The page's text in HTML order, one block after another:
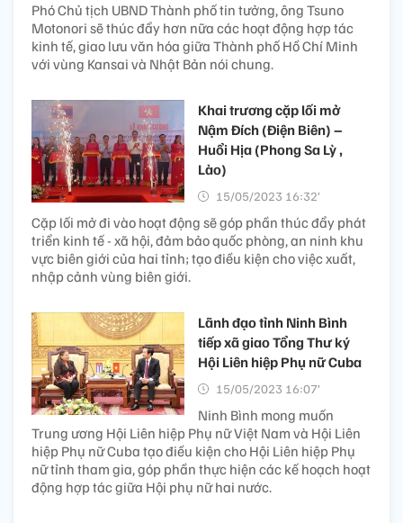
Phó Chủ tịch UBND Thành phố tin tưởng, ông Tsuno
Motonori sẽ thúc đẩy hơn nữa các hoạt động hợp tác
kinh tế, giao lưu văn hóa giữa Thành phố Hồ Chí Minh
với vùng Kansai và Nhật Bản nói chung.
Khai trương cặp lối mở
Nậm Đích (Điện Biên) –
Huổi Hịa (Phong Sa Lỳ ,
Lào)
15/05/2023 16:32’
Cặp lối mở đi vào hoạt động sẽ góp phần thúc đẩy phát
triển kinh tế - xã hội, đảm bảo quốc phòng, an ninh khu
vực biên giới của hai tỉnh; tạo điều kiện cho việc xuất,
nhập cảnh vùng biên giới.
Lãnh đạo tỉnh Ninh Bình
tiếp xã giao Tổng Thư ký
Hội Liên hiệp Phụ nữ Cuba
15/05/2023 16:07’
Ninh Bình mong muốn
Trung ương Hội Liên hiệp Phụ nữ Việt Nam và Hội Liên
hiệp Phụ nữ Cuba tạo điều kiện cho Hội Liên hiệp Phụ
nữ tỉnh tham gia, góp phần thực hiện các kế hoạch hoạt
động hợp tác giữa Hội phụ nữ hai nước.